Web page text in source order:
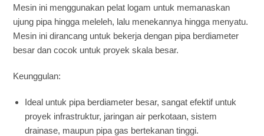
Mesin ini menggunakan pelat logam untuk memanaskan
ujung pipa hingga meleleh, lalu menekannya hingga menyatu.
Mesin ini dirancang untuk bekerja dengan pipa berdiameter
besar dan cocok untuk proyek skala besar.
Keunggulan:
Ideal untuk pipa berdiameter besar, sangat efektif untuk
proyek infrastruktur, jaringan air perkotaan, sistem
drainase, maupun pipa gas bertekanan tinggi.